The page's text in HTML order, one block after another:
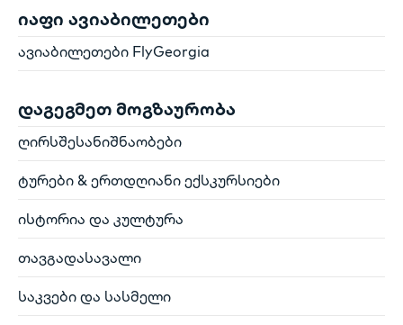
იაფი ავიაბილეთები
ავიაბილეთები FlyGeorgia
დაგეგმეთ მოგზაურობა
ღირსშესანიშნაობები
ტურები & ერთდღიანი ექსკურსიები
ისტორია და კულტურა
თავგადასავალი
საკვები და სასმელი